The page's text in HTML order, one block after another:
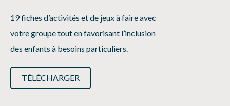
19 fiches d’activités et de jeux à faire avec
votre groupe tout en favorisant l’inclusion
des enfants à besoins particuliers.
TÉLÉCHARGER